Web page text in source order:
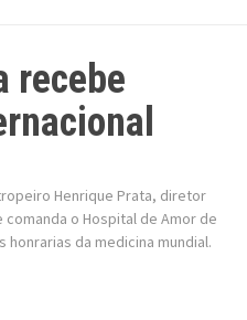
recebe
Henrique Prata, diretor
comanda o Hospital de Amor de
da medicina mundial.